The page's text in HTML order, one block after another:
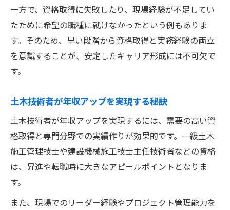
一方で、資格取得に失敗したり、現場経験が不足してい
たために希望の職種に就けなかったという例もありま
す。そのため、早い段階から資格取得と実務経験の両立
を意識することが、安定したキャリア形成には不可欠で
す。
土木技術者が年収アップを実現する秘訣
土木技術者が年収アップを実現するには、需要の高い資
格取得と専門分野での実績作りが効果的です。一級土木
施工管理技士や建設機械施工技士主任技術者などの資格
は、昇進や転職時に大きなアピールポイントとなりま
す。
また、現場でのリーダー経験やプロジェクト管理能力を